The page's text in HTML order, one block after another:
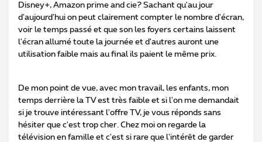
Disney+, Amazon prime and cie? Sachant qu'au jour
d'aujourd'hui on peut clairement compter le nombre d'écran,
voir le temps passé et que son les foyers certains laissent
l'écran allumé toute la journée et d'autres auront une
utilisation faible mais au final ils paient le même prix.
De mon point de vue, avec mon travail, les enfants, mon
temps derrière la TV est très faible et si l'on me demandait
si je trouve intéressant l'offre TV, je vous réponds sans
hésiter que c'est trop cher. Chez moi on regarde la
télévision en famille et c'est si rare que l'intérêt de garder